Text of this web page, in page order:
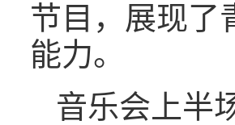
节目，展现了
能力。
音乐会上半